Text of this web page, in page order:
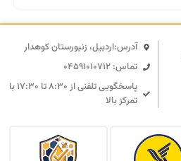
آدرس:اردبیل، زنبورستان کوهدار
تماس: 04591010712
پاسخگویی تلفنی از ۸:۳۰ تا ۱۷:۳۰ با
تمرکز بالا